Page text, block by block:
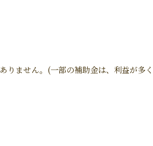
りません。(一部の補助金は、利益が多